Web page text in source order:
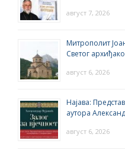
август 7, 2026
Митрополит
Светог
август 6, 2026
Најава:
аутора
август 6, 2026